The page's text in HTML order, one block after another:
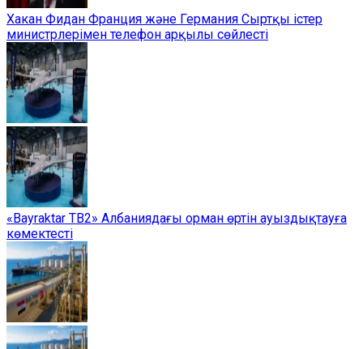
Хакан Фидан Франция және Германия Сыртқы істер
министрлерімен телефон арқылы сөйлесті
«Bayraktar TB2» Албаниядағы орман өртін ауыздықтауға
көмектесті